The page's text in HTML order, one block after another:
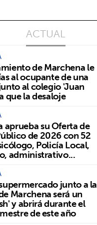
ACTUAL
de Marchena le
al ocupante de una
al colegio 'Juan
que la desaloje
aprueba su Oferta de
de 2026 con 52
Policía Local,
administrativo...
junto a la
Marchena será un
y abrirá durante el
de este año